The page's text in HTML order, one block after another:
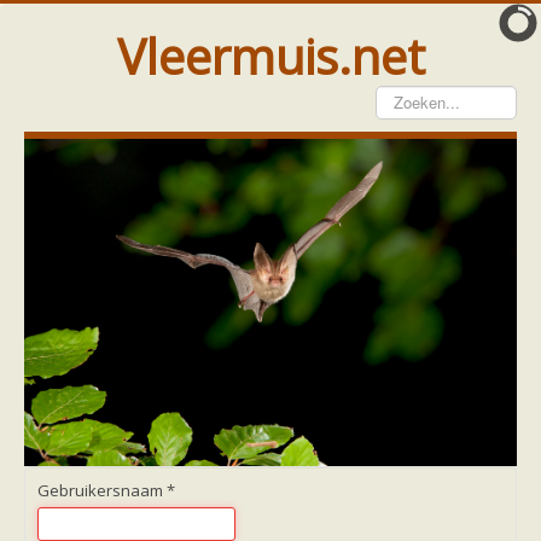
Vleermuis.net
Vleermuis gezien
Waarneming doorgeven
Wat doen wij met meldingen
Telinstructie
Waarnemingen doorgeven elders
Hulp
Vleermuis gevonden
Vanginstructie
Hulp per email
Hulp per provincie
Drenthe
Groningen
Home
Gebruikersnaam *